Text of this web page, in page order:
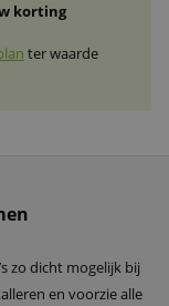
korting
ter waarde
zo dicht mogelijk bij
en voorzie alle